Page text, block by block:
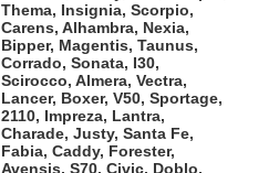
Thema, Insignia, Scorpio,
Carens, Alhambra, Nexia,
Bipper, Magentis, Taunus,
Corrado, Sonata, I30,
Scirocco, Almera, Vectra,
Lancer, Boxer, V50, Sportage,
2110, Impreza, Lantra,
Charade, Justy, Santa Fe,
Fabia, Caddy, Forester,
Avensis, S70, Civic, Doblo,